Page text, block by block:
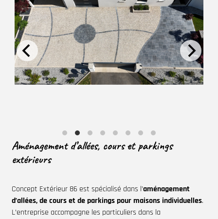
Aménagement d’allées, cours et parkings
extérieurs
Concept Extérieur 86 est spécialisé dans l’aménagement
d’allées, de cours et de parkings pour maisons individuelles.
L’entreprise accompagne les particuliers dans la